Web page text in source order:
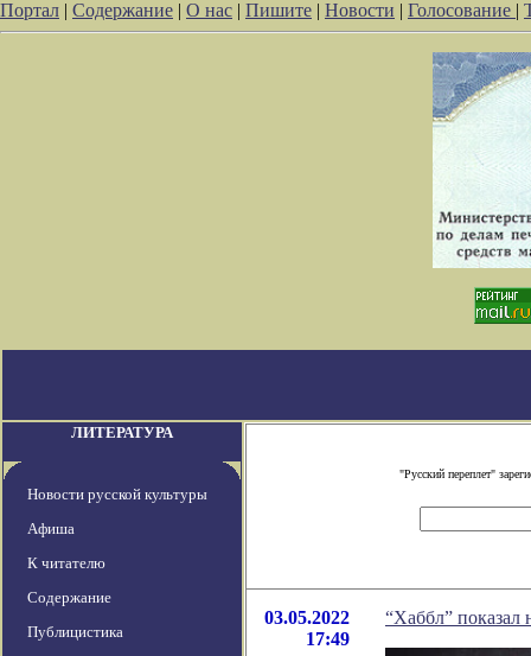
Портал | Содержание | О нас | Пишите | Новости | Голосование |
ЛИТЕРАТУРА
Новости русской культуры
Афиша
К читателю
Содержание
Публицистика
"Русский переплет"
03.05.2022
17:49
“Хаббл” показал